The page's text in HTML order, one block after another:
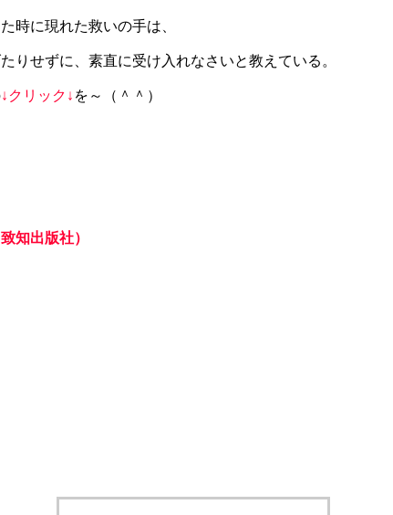
時に現れた救いの手は、
りせずに、素直に受け入れなさいと教えている。
↓クリック↓ を～（＾＾）
知出版社）